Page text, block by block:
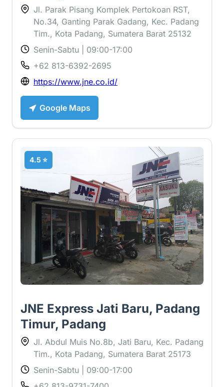
Jl. Parak Pisang Komplek Pertokoan RST,
No.34, Ganting Parak Gadang, Kec. Padang
Tim., Kota Padang, Sumatera Barat 25132
Senin-Sabtu | 09:00-17:00
+62 813-6392-2695
https://www.jne.co.id/
Google Maps
4.5 ⭐
JNE Express Jati Baru, Padang
Timur, Padang
Jl. Abdul Muis No.8b, Jati Baru, Kec. Padang
Tim., Kota Padang, Sumatera Barat 25173
Senin-Sabtu | 09:00-17:00